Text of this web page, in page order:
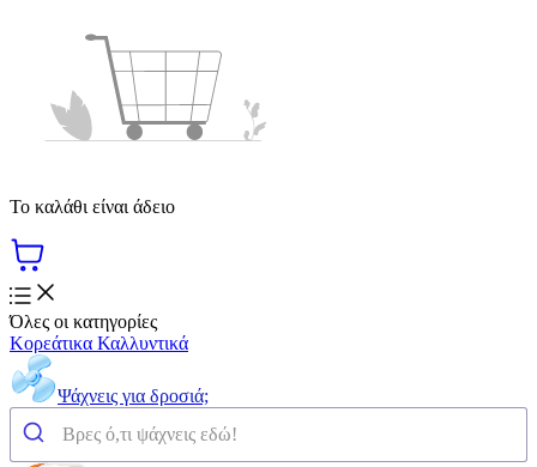
Το καλάθι είναι άδειο
Όλες οι κατηγορίες
Κορεάτικα Καλλυντικά
Ψάχνεις για δροσιά;